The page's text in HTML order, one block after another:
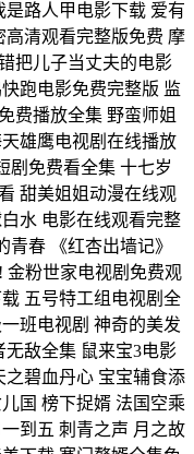
路人甲电影下载 爱有
高清观看完整版免费 摩
把儿子当丈夫的电影
跑电影免费完整版 监
费播放全集 野蛮师姐
雄鹰电视剧在线播放
剧免费看全集 十七岁
甜美姐姐动漫在线观
水 电影在线观看完整
春 《红杏出墙记》
金粉世家电视剧免费观
五号特工组电视剧全
班电视剧 神奇的美发
敌全集 鼠来宝3电影
碧血丹心 宝宝辅食添
国 榜下捉婿 法国空乘
到五 刺青之声 月之故